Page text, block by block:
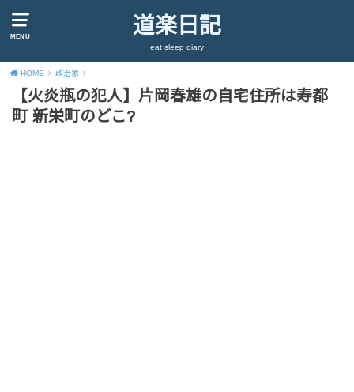
MENU 道楽日記
eat sleep diary
HOME 政治家
【火炎瓶の犯人】片岡春雄の自宅住所は寿都
町 新栄町のどこ?